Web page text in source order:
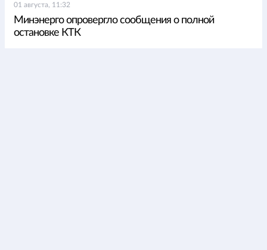
01 августа, 11:32
Минэнерго опровергло сообщения о полной
остановке КТК